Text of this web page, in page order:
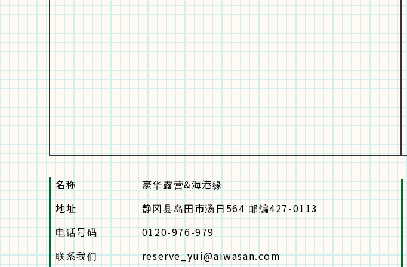
名称
豪华露营&海港缘
地址
静冈县岛田市汤日564 邮编427-0113
电话号码
0120-976-979
联系我们
reserve_yui@aiwasan.com